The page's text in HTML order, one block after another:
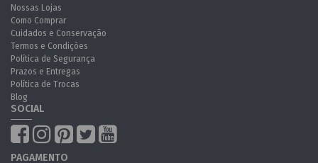
Nossas Lojas
Como Comprar
Cuidados e Conservação
Termos e Condições
Política de Segurança
Prazos e Entregas
Política de Trocas
Blog
SOCIAL
PAGAMENTO